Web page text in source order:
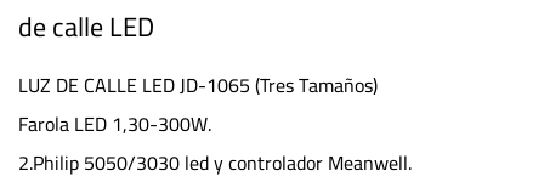
de calle LED
LUZ DE CALLE LED JD-1065 (Tres Tamaños)
Farola LED 1,30-300W.
2.Philip 5050/3030 led y controlador Meanwell.